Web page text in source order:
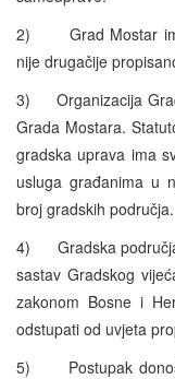
2) Grad Mostar ima
nije drugačije
3) Organizacija
Grada Mostara.
gradska uprava ima
usluga građanima u
broj gradskih područja.
4) Gradska područja
sastav Gradskog
zakonom Bosne i
odstupati od uvjeta
5) Postupak